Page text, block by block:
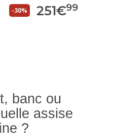
-30% 251€99
banc ou
assise
?